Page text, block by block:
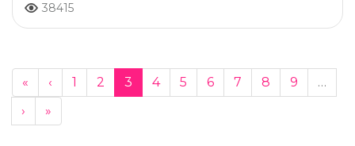
38415
« ‹ 1 2 3 4 5 6 7 8 9
…
›
»